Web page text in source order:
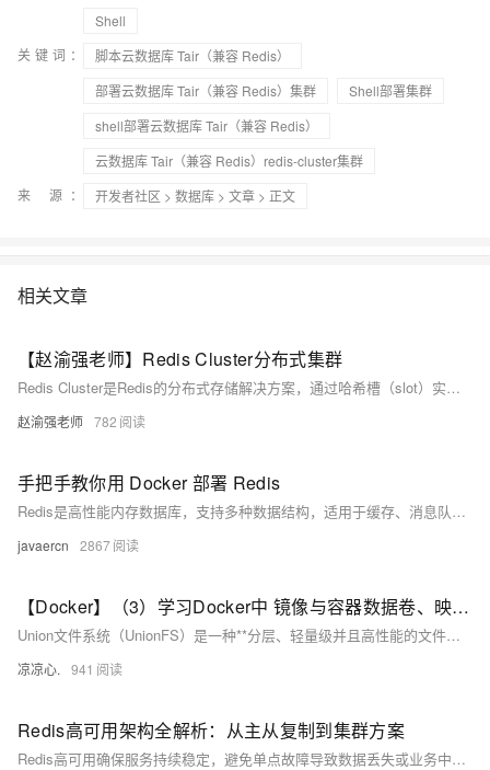
Shell
关键词：
脚本云数据库 Tair（兼容 Redis）
部署云数据库 Tair（兼容 Redis）集群
Shell部署集群
shell部署云数据库 Tair（兼容 Redis）
云数据库 Tair（兼容 Redis）redis-cluster集群
来 源：
开发者社区 > 数据库 > 文章 > 正文
相关文章
【赵渝强老师】Redis Cluster分布式集群
Redis Cluster是Redis的分布式存储解决方案，通过哈希槽（slot）实现数据分片，支持水平扩展，具备高可用性和负载均衡能力，适用于大规模数据场景。
赵渝强老师 782
手把手教你用 Docker 部署 Redis
Redis是高性能内存数据库，支持多种数据结构，适用于缓存、消息队列等场景。本文介绍如何通过Docker快速拉取轩辕镜像并部署Redis，涵盖快速启动、持久化存储及docker-compose配置，助力开发者高效搭建稳定服务。
javaercn 2867
【Docker】（3）学习Docker中 镜像与容器数据卷、映射关系！手把手带你安装 MySql主从同步 和 Redis三主三从集群！并且进行主从切换与扩容操作，还有分析 哈希分区 等知识点！
Union文件系统（UnionFS）是一种**分层、轻量级并且高性能的文件系统**，它支持对文件系统的修改作为一次提交来一层层的叠加，同时可以将不同目录挂载到同一个虚拟文件系统下(unite several directories into a single virtual filesystem) Union 文件系统是 Docker 镜像的基础。 镜像可以通过分层来进行继承，基于基础镜像（没有父镜像），可以制作各种具体的应用镜像。
凉凉心. 941
Redis高可用架构全解析：从主从复制到集群方案
Redis高可用确保服务持续稳定，避免单点故障导致数据丢失或业务中断。通过主从复制实现数据冗余，哨兵模式支持自动故障转移，Cluster集群则提供分布式数据分片与水平扩展，三者层层递进，保障读写分离、容灾切换与大规模数据存储，构建高性能、高可靠的Redis架构体系。